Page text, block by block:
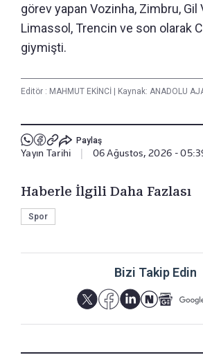
görev yapan Vozinha, Zimbru, Gil
Limassol, Trencin ve son olarak
giymişti.
Editör : MAHMUT EKİNCİ | Kaynak: ANADOLU
Paylaş
Yayın Tarihi | 06 Ağustos, 2026 -
Haberle İlgili Daha Fazlası
Spor
Bizi Takip Edin